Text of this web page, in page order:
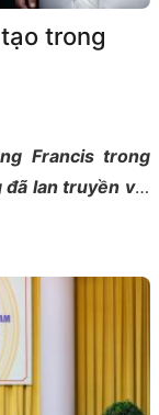
trong
Francis trong
lan truyền với
xã hội. Nhiều
đầu tòa thánh